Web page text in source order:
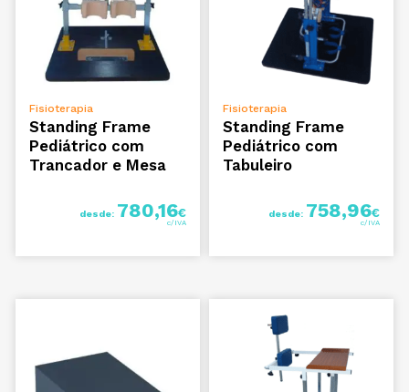
VER OPÇÕES
Fisioterapia
Standing Frame
Pediátrico com
Trancador e Mesa
desde: 780,16€
VER OPÇÕES
Fisioterapia
Standing Frame
Pediátrico com
Tabuleiro
desde: 758,96€